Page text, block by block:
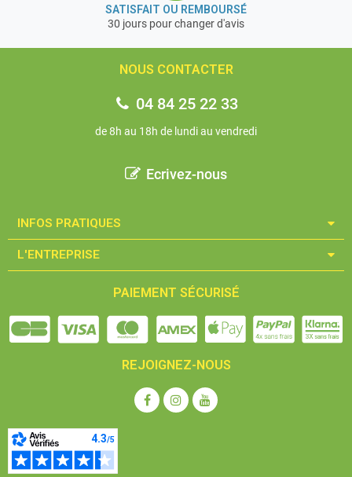
SATISFAIT OU REMBOURSÉ
30 jours pour changer d'avis
NOUS CONTACTER
04 84 25 22 33
de 8h au 18h de lundi au vendredi
Ecrivez-nous
INFOS PRATIQUES​
L'ENTREPRISE​
PAIEMENT SÉCURISÉ
REJOIGNEZ-NOUS